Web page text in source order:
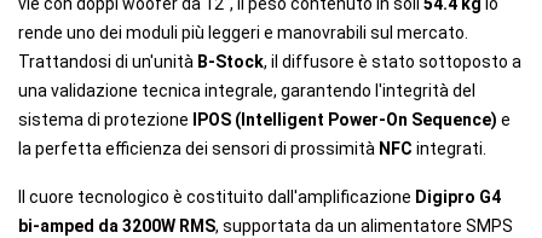
rende uno dei moduli più leggeri e manovrabili sul mercato.
Trattandosi di un'unità B-Stock, il diffusore è stato sottoposto a
una validazione tecnica integrale, garantendo l'integrità del
sistema di protezione
IPOS (Intelligent Power-On Sequence) e
la perfetta efficienza dei sensori di prossimità NFC integrati.
Il cuore tecnologico è costituito dall'amplificazione Digipro G4
bi-amped da 3200W RMS, supportata da un alimentatore SMPS